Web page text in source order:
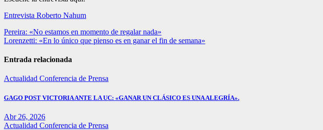
Entrevista Roberto Nahum
Navegación
de
entradas
Pereira: «No estamos en momento de regalar nada»
Lorenzetti: «En lo único que pienso es en ganar el fin de semana»
Entrada relacionada
Actualidad Conferencia de Prensa
GAGO POST VICTORIA ANTE LA UC: «GANAR UN CLÁSICO ES UNA ALEGRÍA».
Abr 26, 2026
Actualidad Conferencia de Prensa